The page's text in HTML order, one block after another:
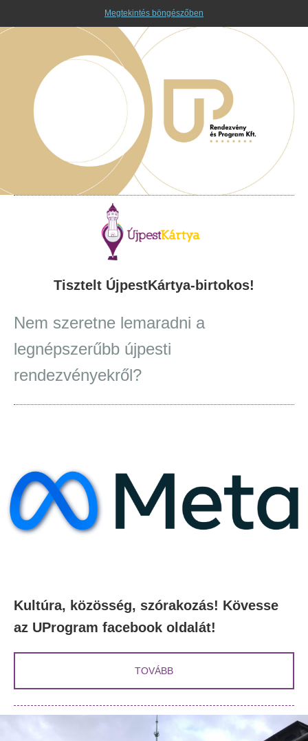
Megtekintés böngészőben
Tisztelt ÚjpestKártya-birtokos!
Nem szeretne lemaradni a
legnépszerűbb újpesti
rendezvényekről?
Kultúra, közösség, szórakozás! Kövesse
az UProgram facebook oldalát!
TOVÁBB